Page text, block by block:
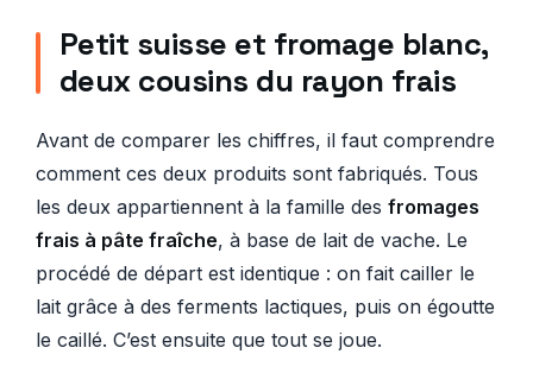
Petit suisse et fromage blanc,
deux cousins du rayon frais
Avant de comparer les chiffres, il faut comprendre
comment ces deux produits sont fabriqués. Tous
les deux appartiennent à la famille des fromages
frais à pâte fraîche, à base de lait de vache. Le
procédé de départ est identique : on fait cailler le
lait grâce à des ferments lactiques, puis on égoutte
le caillé. C’est ensuite que tout se joue.